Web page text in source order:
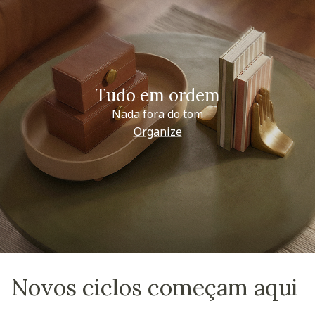
Tudo em ordem
Nada fora do tom
Organize
Novos ciclos começam aqui